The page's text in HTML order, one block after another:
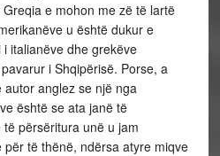
e mohon me zë të lartë
u është dukur e
italianëve dhe grekëve
i Shqipërisë. Porse, a
anglez se një nga
është se ata janë të
të përsëritura unë u jam
të thënë, ndërsa atyre miqve